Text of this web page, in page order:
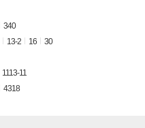
340
13-2 16
30
1113-11
4318